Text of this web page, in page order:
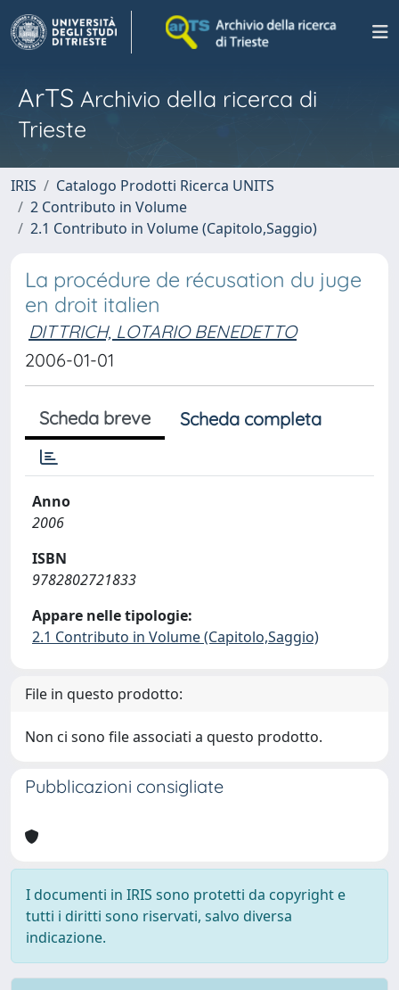
ArTS Archivio della ricerca di
Trieste
IRIS
Catalogo Prodotti Ricerca UNITS
2 Contributo in Volume
2.1 Contributo in Volume (Capitolo,Saggio)
La procédure de récusation du juge
en droit italien
DITTRICH, LOTARIO BENEDETTO
2006-01-01
Scheda breve Scheda completa
Anno
2006
ISBN
9782802721833
Appare nelle tipologie:
2.1 Contributo in Volume (Capitolo,Saggio)
File in questo prodotto:
Non ci sono file associati a questo prodotto.
Pubblicazioni consigliate
I documenti in IRIS sono protetti da copyright e
tutti i diritti sono riservati, salvo diversa
indicazione.